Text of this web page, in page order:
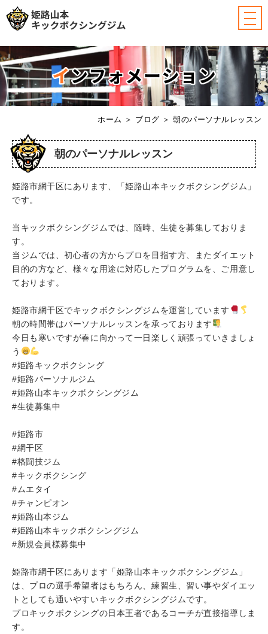
ホーム ＞ ブログ ＞ 朝のパーソナルレッスン
朝のパーソナルレッスン
姫路市網干区にあります、「姫路山本キックボクシングジム」
です。
当キックボクシングジムでは、随時、生徒を募集しておりま
す。
当ジムでは、初心者の方からプロを目指す方、またダイエット
目的の方など、様々な用途に対応したプログラムを、ご用意し
ております。
姫路市網干区でキックボクシングジムを運営しています
朝の時間帯はパーソナルレッスンを承っております
今日も寒いですが春に向かって一日楽しく頑張っていきましょ
う
#姫路キックボクシング
#姫路パーソナルジム
#姫路山本キックボクシングジム
#生徒募集中
#姫路市
#網干区
#格闘技ジム
#キックボクシング
#ムエタイ
#チャンピオン
#姫路山本ジム
#姫路山本キックボクシングジム
#新規会員様募集中
姫路市網干区にあります「姫路山本キックボクシングジム」
は、プロの選手希望者はもちろん、練習生、習い事やダイエッ
トとしても通いやすいキックボクシングジムです。
プロキックボクシングの日本王者であるコーチが直接指導しま
す。